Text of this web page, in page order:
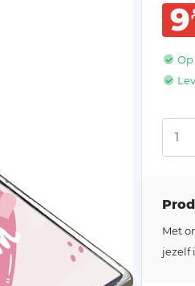
9
Op
Met
jezelf